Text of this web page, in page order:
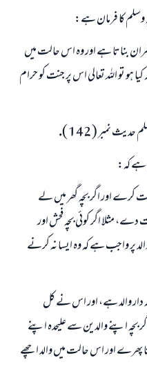
وسلم كا فرمان ہے:
بناتا ہے اور وہ اس حالت ميں
تو اللہ تعالى اس پر جنت كو حرام
ہے كہ:
مت كرے اور اگر بچہ گھر ميں لے
مثلا اگر كوئى بچہ فحش اور
پر واجب ہے كہ وہ ايسا نہ كرنے
دار والد ہے، اور اس نے كل
اپنے والدين سے عليحدہ اپنے
پھرے اور اس حالت ميں والد اچھے